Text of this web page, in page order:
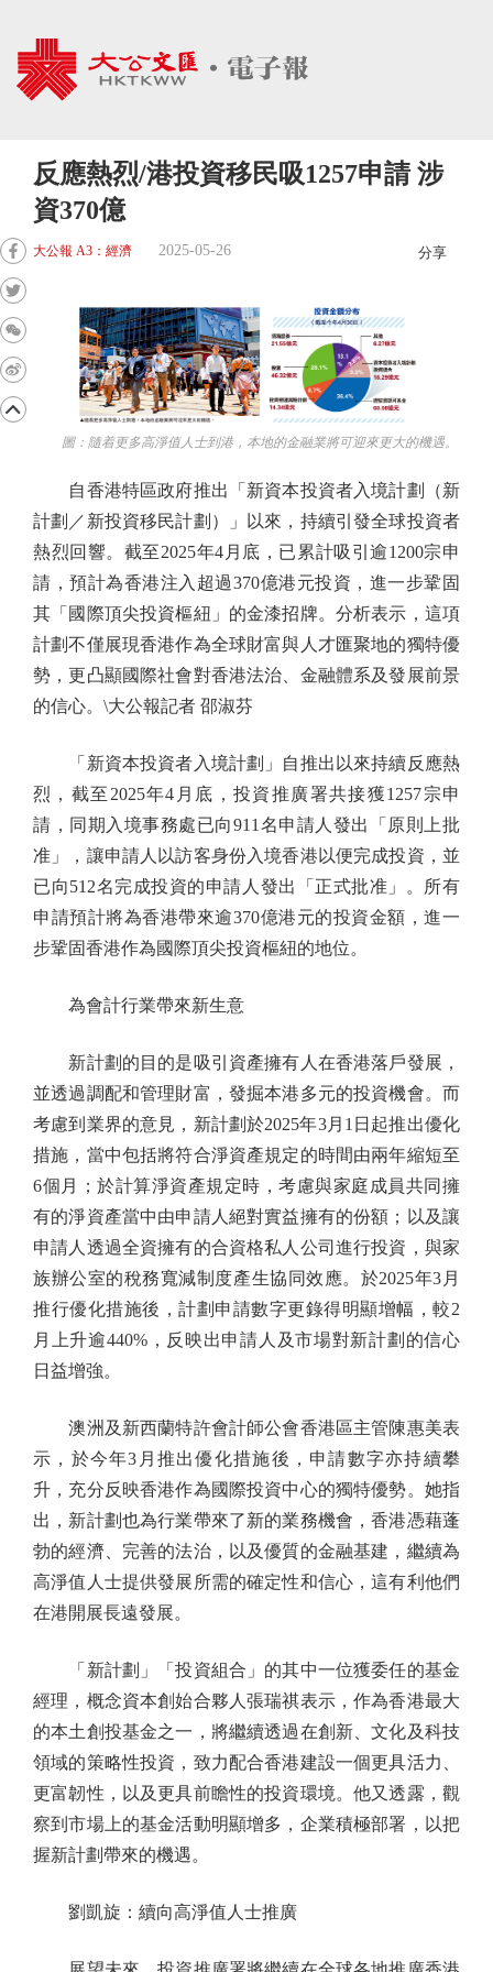
反應熱烈/港投資移民吸1257申請 涉
資370億
大公報 A3：經濟 2025-05-26 分享
圖：隨着更多高淨值人士到港，本地的金融業將可迎來更大的機遇。
自香港特區政府推出「新資本投資者入境計劃（新
計劃／新投資移民計劃）」以來，持續引發全球投資者
熱烈回響。截至2025年4月底，已累計吸引逾1200宗申
請，預計為香港注入超過370億港元投資，進一步鞏固
其「國際頂尖投資樞紐」的金漆招牌。分析表示，這項
計劃不僅展現香港作為全球財富與人才匯聚地的獨特優
勢，更凸顯國際社會對香港法治、金融體系及發展前景
的信心。\大公報記者 邵淑芬
「新資本投資者入境計劃」自推出以來持續反應熱
烈，截至2025年4月底，投資推廣署共接獲1257宗申
請，同期入境事務處已向911名申請人發出「原則上批
准」，讓申請人以訪客身份入境香港以便完成投資，並
已向512名完成投資的申請人發出「正式批准」。所有
申請預計將為香港帶來逾370億港元的投資金額，進一
步鞏固香港作為國際頂尖投資樞紐的地位。
為會計行業帶來新生意
新計劃的目的是吸引資產擁有人在香港落戶發展，
並透過調配和管理財富，發掘本港多元的投資機會。而
考慮到業界的意見，新計劃於2025年3月1日起推出優化
措施，當中包括將符合淨資產規定的時間由兩年縮短至
6個月；於計算淨資產規定時，考慮與家庭成員共同擁
有的淨資產當中由申請人絕對實益擁有的份額；以及讓
申請人透過全資擁有的合資格私人公司進行投資，與家
族辦公室的稅務寬減制度產生協同效應。於2025年3月
推行優化措施後，計劃申請數字更錄得明顯增幅，較2
月上升逾440%，反映出申請人及市場對新計劃的信心
日益增強。
澳洲及新西蘭特許會計師公會香港區主管陳惠美表
示，於今年3月推出優化措施後，申請數字亦持續攀
升，充分反映香港作為國際投資中心的獨特優勢。她指
出，新計劃也為行業帶來了新的業務機會，香港憑藉蓬
勃的經濟、完善的法治，以及優質的金融基建，繼續為
高淨值人士提供發展所需的確定性和信心，這有利他們
在港開展長遠發展。
「新計劃」「投資組合」的其中一位獲委任的基金
經理，概念資本創始合夥人張瑞祺表示，作為香港最大
的本土創投基金之一，將繼續透過在創新、文化及科技
領域的策略性投資，致力配合香港建設一個更具活力、
更富韌性，以及更具前瞻性的投資環境。他又透露，觀
察到市場上的基金活動明顯增多，企業積極部署，以把
握新計劃帶來的機遇。
劉凱旋：續向高淨值人士推廣